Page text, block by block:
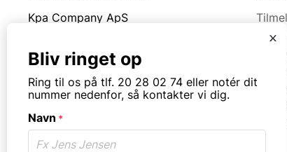
Kpa Company ApS
7430 Ikast
Tlf.20280274
CVR. 18066904
Faq
x
Bliv ringet op
Ring til os på tlf. 20 28 02 74 eller notér dit
nummer nedenfor, så kontakter vi dig.
Navn *